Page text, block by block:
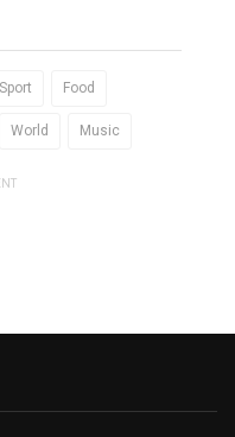
Sport Food
World Music